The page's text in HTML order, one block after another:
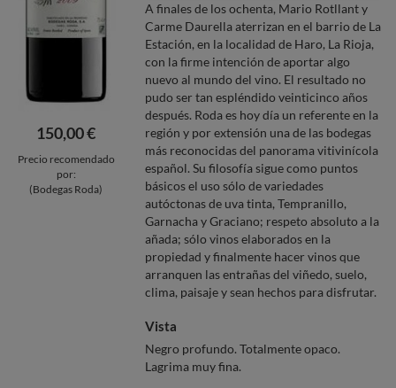
150,00 €
Precio recomendado
por:
(Bodegas Roda)
A finales de los ochenta, Mario Rotllant y
Carme Daurella aterrizan en el barrio de La
Estación, en la localidad de Haro, La Rioja,
con la firme intención de aportar algo
nuevo al mundo del vino. El resultado no
pudo ser tan espléndido veinticinco años
después. Roda es hoy día un referente en la
región y por extensión una de las bodegas
más reconocidas del panorama vitivinícola
español. Su filosofía sigue como puntos
básicos el uso sólo de variedades
autóctonas de uva tinta, Tempranillo,
Garnacha y Graciano; respeto absoluto a la
añada; sólo vinos elaborados en la
propiedad y finalmente hacer vinos que
arranquen las entrañas del viñedo, suelo,
clima, paisaje y sean hechos para disfrutar.
Vista
Negro profundo. Totalmente opaco.
Lagrima muy fina.